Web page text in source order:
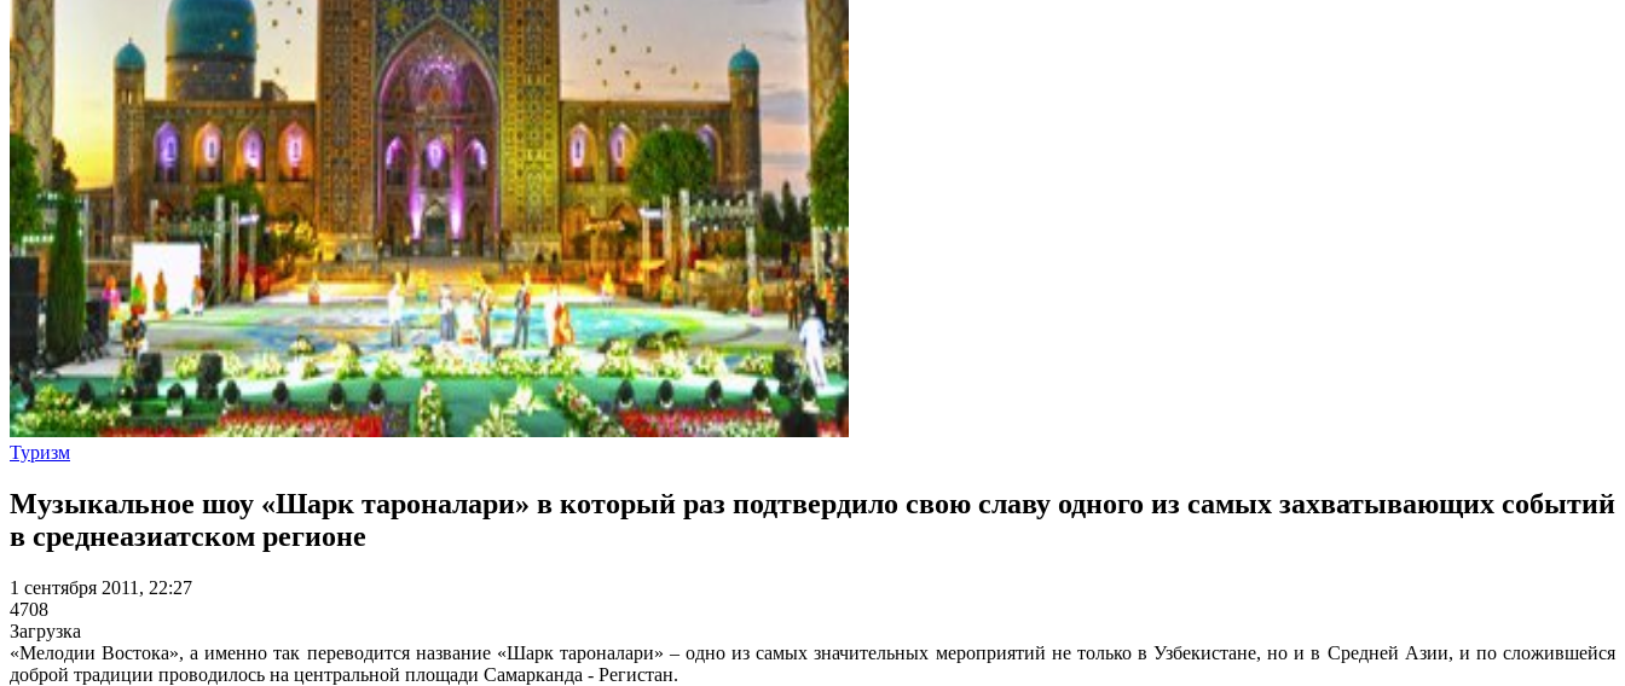
Туризм
Музыкальное шоу «Шарк тароналари» в который раз подтвердило свою славу одного из самых захватывающих событий
в среднеазиатском регионе
1 сентября 2011, 22:27
4708
Загрузка
«Мелодии Востока», а именно так переводится название «Шарк тароналари» – одно из самых значительных мероприятий не только в Узбекистане, но и в Средней Азии, и по сложившейся
доброй традиции проводилось на центральной площади Самарканда - Регистан.